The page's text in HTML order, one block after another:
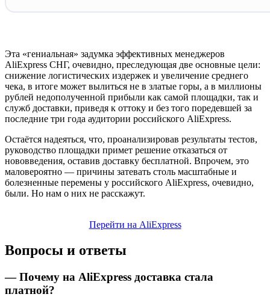
Эта «гениальная» задумка эффективных менеджеров
AliExpress СНГ, очевидно, преследующая две основные цели:
снижение логистических издержек и увеличение среднего
чека, в итоге может вылиться не в златые горы, а в миллионы
рублей недополученной прибыли как самой площадки, так и
служб доставки, приведя к оттоку и без того поредевшей за
последние три года аудитории российского AliExpress.
Остаётся надеяться, что, проанализировав результаты тестов,
руководство площадки примет решение отказаться от
нововведения, оставив доставку бесплатной. Впрочем, это
маловероятно — причины затевать столь масштабные и
болезненные перемены у российского AliExpress, очевидно,
были. Но нам о них не расскажут.
Перейти на AliExpress
Вопросы и ответы
— Почему на AliExpress доставка стала
платной?